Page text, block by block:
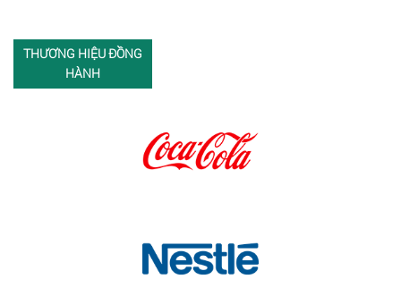
THƯƠNG HIỆU ĐỒNG
HÀNH